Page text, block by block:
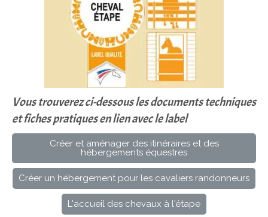
Vous trouverez ci-dessous les documents techniques
et fiches pratiques en lien avec le label
Créer et aménager des itinéraires et des
hébergements équestres
Créer un hébergement pour les cavaliers randonneurs
L'accueil des chevaux à l'étape